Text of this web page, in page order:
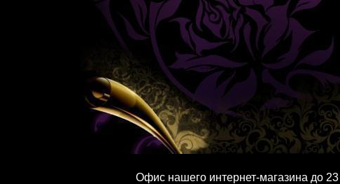
Офис нашего интернет-магазина до 23